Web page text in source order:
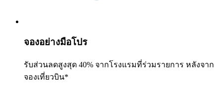
จองอย่างมือโปร
รับส่วนลดสูงสุด 40% จากโรงแรมที่ร่วมรายการ หลังจาก
จองเที่ยวบิน*